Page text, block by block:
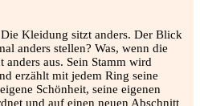
Kleidung sitzt anders. Der Blick
anders stellen? Was, wenn die
aus. Sein Stamm wird
erzählt mit jedem Ring seine
Schönheit, seine eigenen
und auf einen neuen Abschnitt